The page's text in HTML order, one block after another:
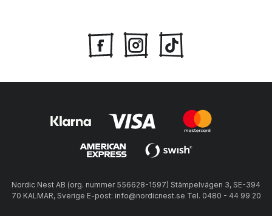
Nordic Nest AB (org. nummer 556628-1597) Stämpelvägen 3, SE-394
70 KALMAR, Sverige E-post: info@nordicnest.se Tel. 0480 - 44 99 20